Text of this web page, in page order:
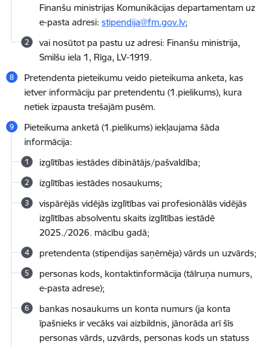
Finanšu ministrijas Komunikācijas departamentam uz
e-pasta adresi: stipendija@fm.gov.lv;
vai nosūtot pa pastu uz adresi: Finanšu ministrija,
Smilšu iela 1, Rīga, LV-1919.
Pretendenta pieteikumu veido pieteikuma anketa, kas
ietver informāciju par pretendentu (1.pielikums), kura
netiek izpausta trešajām pusēm.
Pieteikuma anketā (1.pielikums) iekļaujama šāda
informācija:
izglītības iestādes dibinātājs/pašvaldība;
izglītības iestādes nosaukums;
vispārējās vidējās izglītības vai profesionālās vidējās
izglītības absolventu skaits izglītības iestādē
2025./2026. mācību gadā;
pretendenta (stipendijas saņēmēja) vārds un uzvārds;
personas kods, kontaktinformācija (tālruņa numurs,
e-pasta adrese);
bankas nosaukums un konta numurs (ja konta
īpašnieks ir vecāks vai aizbildnis, jānorāda arī šīs
personas vārds, uzvārds, personas kods un statuss